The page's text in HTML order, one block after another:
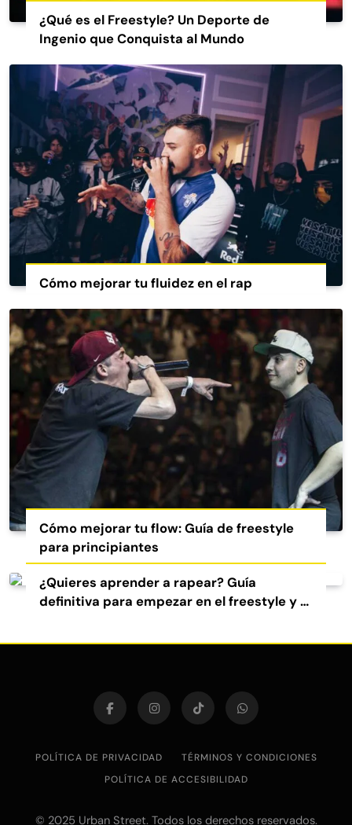
¿Qué es el Freestyle? Un Deporte de
Ingenio que Conquista al Mundo
Cómo mejorar tu fluidez en el rap
Cómo mejorar tu flow: Guía de freestyle
para principiantes
¿Quieres aprender a rapear? Guía
definitiva para empezar en el freestyle y el
POLÍTICA DE PRIVACIDAD
TÉRMINOS Y CONDICIONES
POLÍTICA DE ACCESIBILIDAD
© 2025 Urban Street. Todos los derechos reservados.